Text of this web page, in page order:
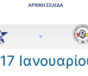
ΑΡΧΙΚΗ ΣΕΛΙΔΑ
17